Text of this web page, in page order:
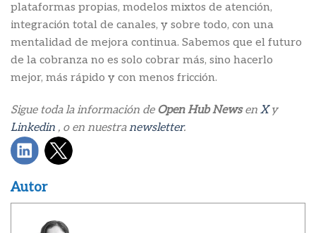
plataformas propias, modelos mixtos de atención,
integración total de canales, y sobre todo, con una
mentalidad de mejora continua. Sabemos que el futuro
de la cobranza no es solo cobrar más, sino hacerlo
mejor, más rápido y con menos fricción.
Sigue toda la información de Open Hub Newsen Xy
Linkedin , o en nuestranewsletter.
Autor